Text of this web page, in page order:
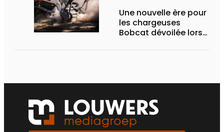
Une nouvelle ère pour
les chargeuses
Bobcat dévoilée lors